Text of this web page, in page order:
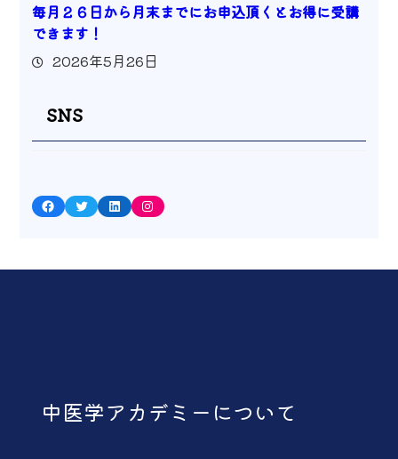
毎月２６日から月末までにお申込頂くとお得に受講
できます！
2026年5月26日
SNS
Facebook Twitter LinkedIn Instagram
中医学アカデミーについて